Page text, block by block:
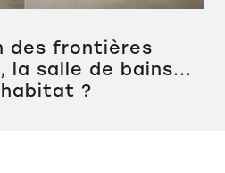
des frontières
la salle de bains...
?